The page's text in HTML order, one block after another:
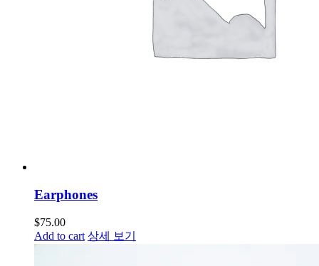
Earphones
$75.00
Add to cart 상세 보기